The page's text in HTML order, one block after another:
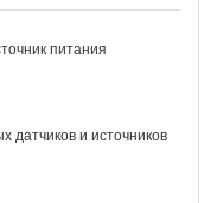
питания
датчиков и источников